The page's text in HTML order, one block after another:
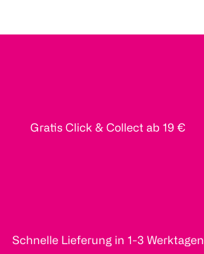
Gratis Click & Collect ab 19 €
Schnelle Lieferung in 1-3 Werktagen